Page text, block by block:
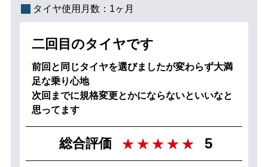
タイヤ使用月数： 1ヶ月
二回目のタイヤです
前回と同じタイヤを選びましたが変わらず大満
足な乗り心地
次回までに規格変更とかにならないといいなと
思ってます
総合評価 5